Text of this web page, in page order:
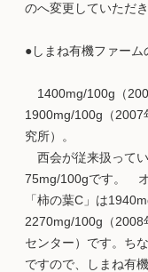
のへ変更していただき
●しまね有機ファー
1400mg/100g（
1900mg/100g（2007
究所）。
西会が従来扱って
75mg/100gです。
「柿の葉C」は
2270mg/100g（2008
センター）です。ち
ですので、しまね有